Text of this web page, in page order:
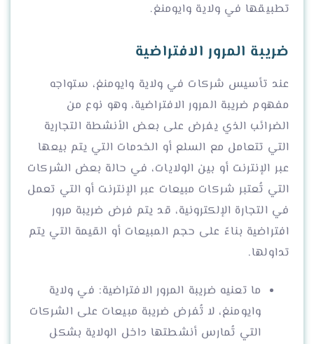
تطبيقها في ولاية وايومنغ.
ضريبة المرور الافتراضية
عند تأسيس شركات في ولاية وايومنغ، ستواجه
مفهوم ضريبة المرور الافتراضية، وهو نوع من
الضرائب الذي يفرض على بعض الأنشطة التجارية
التي تتعامل مع السلع أو الخدمات التي يتم بيعها
عبر الإنترنت أو بين الولايات، في حالة بعض الشركات
التي تُعتبر شركات مبيعات عبر الإنترنت أو التي تعمل
في التجارة الإلكترونية، قد يتم فرض ضريبة مرور
افتراضية بناءً على حجم المبيعات أو القيمة التي يتم
تداولها.
ما تعنيه ضريبة المرور الافتراضية: في ولاية
وايومنغ، لا تُفرض ضريبة مبيعات على الشركات
التي تُمارس أنشطتها داخل الولاية بشكل